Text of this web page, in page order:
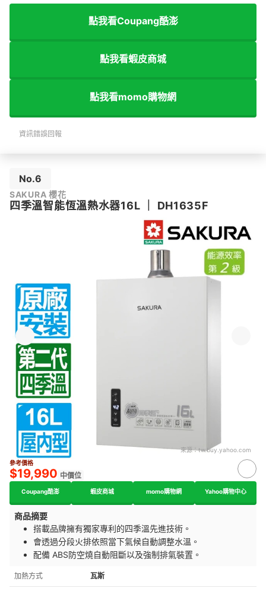
點我看Coupang酷澎
點我看蝦皮商城
點我看momo購物網
資訊錯誤回報
No.6
SAKURA 櫻花
四季溫智能恆溫熱水器16L DH1635F
來源：tw.buy.yahoo.com
參考價格
$19,990 中價位
Coupang酷澎 蝦皮商城 momo購物網 Yahoo購物中心
商品摘要
搭載品牌擁有獨家專利的四季溫先進技術。
會透過分段火排依照當下氣候自動調整水溫。
配備 ABS防空燒自動阻斷以及強制排氣裝置。
加熱方式 瓦斯